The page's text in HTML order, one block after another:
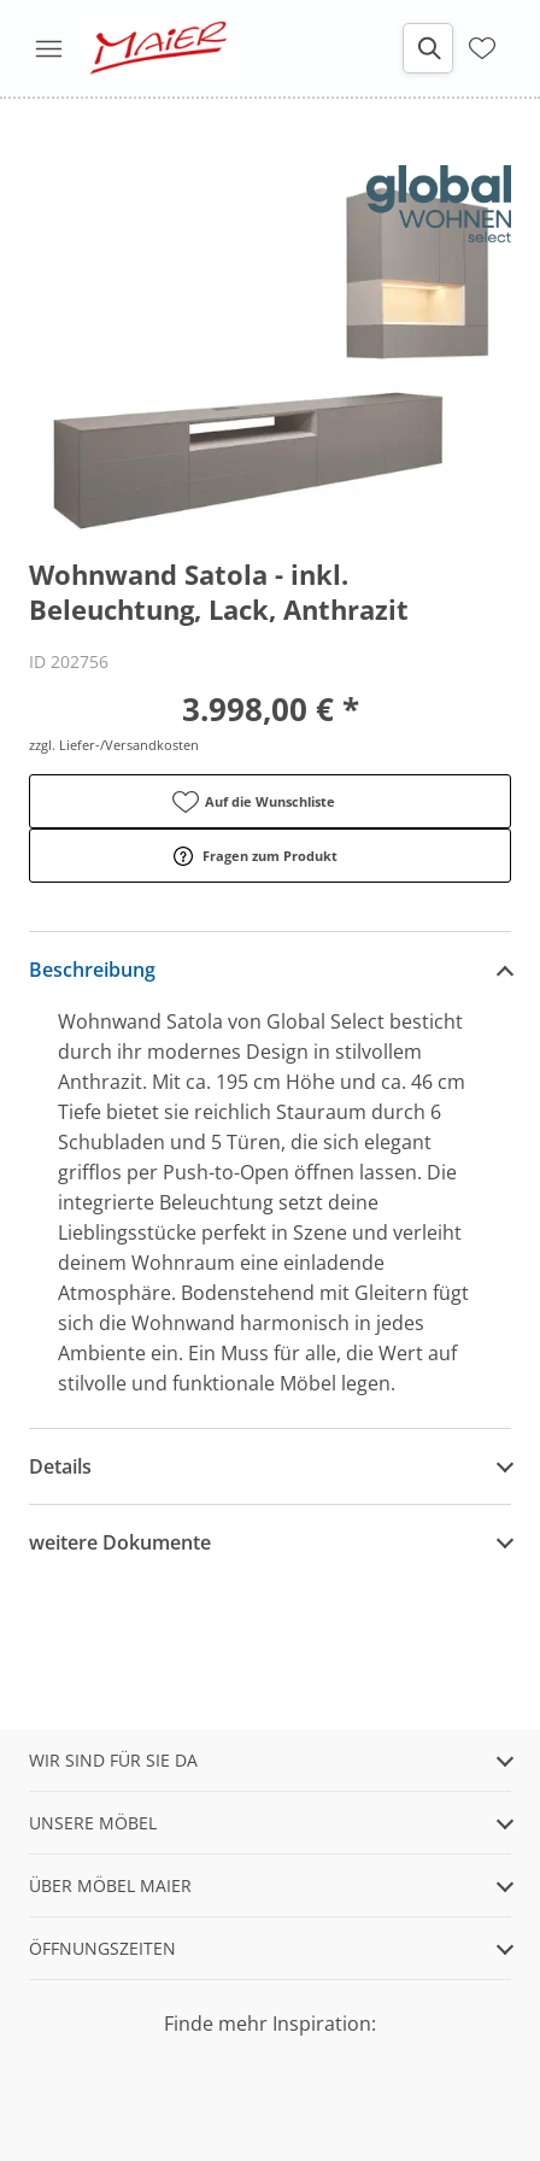
Wohnwand Satola - inkl.
Beleuchtung, Lack, Anthrazit
ID 202756
3.998,00 € *
zzgl. Liefer-/Versandkosten
Auf die Wunschliste
Fragen zum Produkt
Beschreibung
Wohnwand Satola von Global Select besticht
durch ihr modernes Design in stilvollem
Anthrazit. Mit ca. 195 cm Höhe und ca. 46 cm
Tiefe bietet sie reichlich Stauraum durch 6
Schubladen und 5 Türen, die sich elegant
grifflos per Push-to-Open öffnen lassen. Die
integrierte Beleuchtung setzt deine
Lieblingsstücke perfekt in Szene und verleiht
deinem Wohnraum eine einladende
Atmosphäre. Bodenstehend mit Gleitern fügt
sich die Wohnwand harmonisch in jedes
Ambiente ein. Ein Muss für alle, die Wert auf
stilvolle und funktionale Möbel legen.
Details
weitere Dokumente
WIR SIND FÜR SIE DA
UNSERE MÖBEL
ÜBER MÖBEL MAIER
ÖFFNUNGSZEITEN
Finde mehr Inspiration: